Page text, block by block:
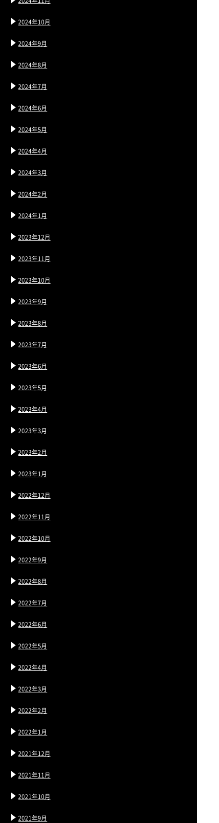
2024年10月
2024年9月
2024年8月
2024年7月
2024年6月
2024年5月
2024年4月
2024年3月
2024年2月
2024年1月
2023年12月
2023年11月
2023年10月
2023年9月
2023年8月
2023年7月
2023年6月
2023年5月
2023年4月
2023年3月
2023年2月
2023年1月
2022年12月
2022年11月
2022年10月
2022年9月
2022年8月
2022年7月
2022年6月
2022年5月
2022年4月
2022年3月
2022年2月
2022年1月
2021年12月
2021年11月
2021年10月
2021年9月